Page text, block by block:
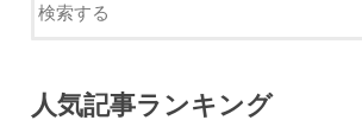
人気記事ランキング